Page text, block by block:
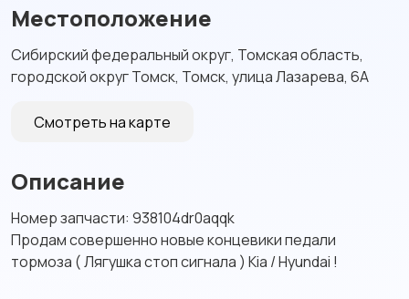
Местоположение
Сибирский федеральный округ, Томская область,
городской округ Томск, Томск, улица Лазарева, 6А
Смотреть на карте
Описание
Номер запчасти: 938104dr0aqqk
Продам совершенно новые концевики педали
тормоза ( Лягушка стоп сигнала ) Kia / Hyundai !